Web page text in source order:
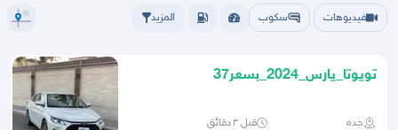
فيديوهات سكوب المزيد
تويوتا_يارس_2024_بسعر37
جده قبل ٣ دقائق